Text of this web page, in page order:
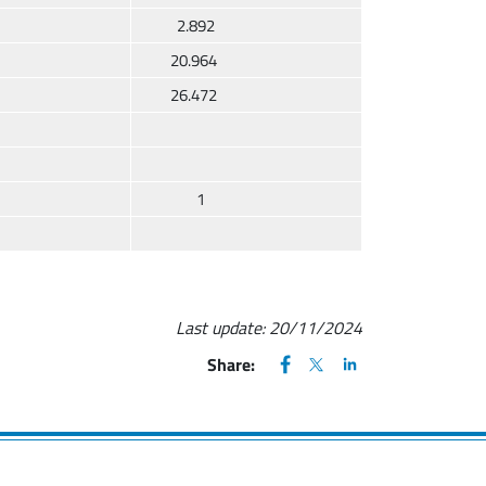
2.892
20.964
26.472
1
Last update:20/11/2024
Share:
FACEBOOK
(apre una nuova finestra)
X
(apre una nuova
LINKEDIN
(apre una nuova